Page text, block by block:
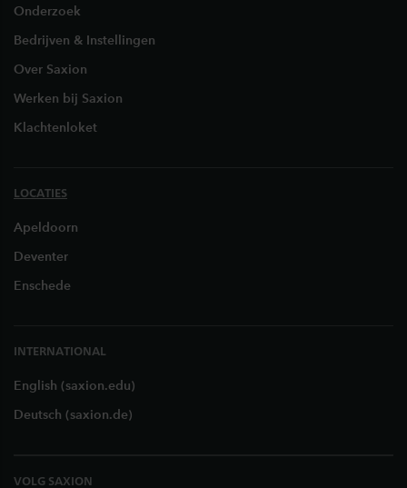
Onderzoek
Bedrijven & Instellingen
Over Saxion
Werken bij Saxion
Klachtenloket
LOCATIES
Apeldoorn
Deventer
Enschede
INTERNATIONAL
English (saxion.edu)
Deutsch (saxion.de)
VOLG SAXION